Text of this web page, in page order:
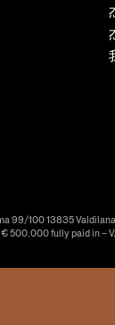
99/100 13835
500.000 fully paid in –